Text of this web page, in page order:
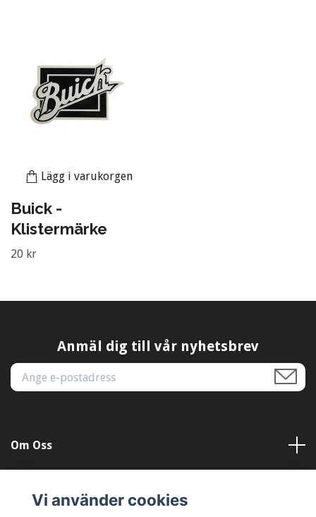
Lägg i varukorgen
Buick -
Klistermärke
20 kr
Anmäl dig till vår nyhetsbrev
Om Oss
Vi använder cookies